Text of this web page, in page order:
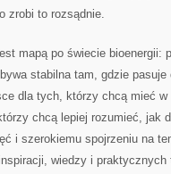
zrobi to rozsądnie.
mapą po świecie bioenergii:
stabilna tam, gdzie
dla tych, którzy chcą mieć w
chcą lepiej rozumieć, jak
i szerokiemu spojrzeniu na
wiedzy i